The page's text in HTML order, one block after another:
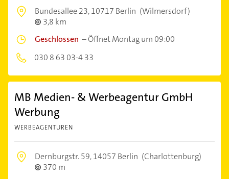
Bundesallee 23,10717 Berlin (Wilmersdorf)
3,8 km
Geschlossen –Öffnet Montag um 09:00
030 8 63 03-4 33
MB Medien- & Werbeagentur GmbH
Werbung
WERBEAGENTUREN
Dernburgstr. 59,14057 Berlin (Charlottenburg)
370 m